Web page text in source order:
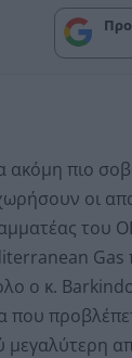
ακόμη πιο
οι
ο κ.
που
μεγαλύτερη